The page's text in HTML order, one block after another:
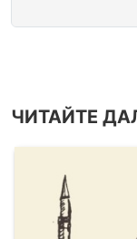
ЧИТАЙТЕ